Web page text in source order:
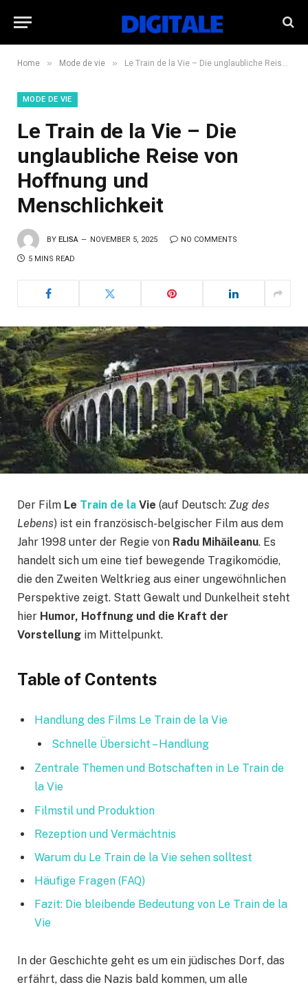
Home » Mode de vie » Le Train de la Vie – Die unglaubliche Reise von Hoffnung und Menschlichkeit
MODE DE VIE
Le Train de la Vie – Die
unglaubliche Reise von
Hoffnung und
Menschlichkeit
BY ELISA NOVEMBER 5, 2025 NO COMMENTS
5 MINS READ
Der Film Le Train de la Vie (auf Deutsch: Zug des
Lebens) ist ein französisch-belgischer Film aus dem
Jahr 1998 unter der Regie von Radu Mihăileanu. Es
handelt sich um eine tief bewegende Tragikomödie,
die den Zweiten Weltkrieg aus einer ungewöhnlichen
Perspektive zeigt. Statt Gewalt und Dunkelheit steht
hier Humor, Hoffnung und die Kraft der
Vorstellung im Mittelpunkt.
Table of Contents
Handlung des Films Le Train de la Vie
Schnelle Übersicht – Handlung
Zentrale Themen und Botschaften in Le Train de
la Vie
Filmstil und Produktion
Rezeption und Vermächtnis
Warum du Le Train de la Vie sehen solltest
Häufige Fragen (FAQ)
Fazit: Die bleibende Bedeutung von Le Train de la
Vie
In der Geschichte geht es um ein jüdisches Dorf, das
erfährt, dass die Nazis bald kommen, um alle